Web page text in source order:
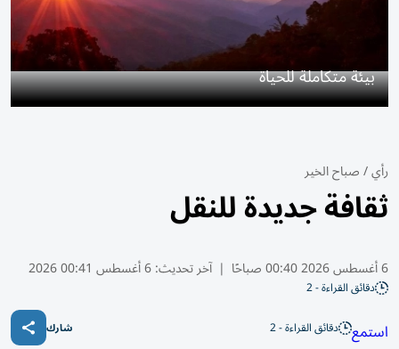
بيئة متكاملة للحياة
رأي/صباح الخير
ثقافة جديدة للنقل
6 أغسطس 2026 00:40 صباحًا | آخر تحديث:6 أغسطس 00:41 2026
دقائق القراءة - 2
استمع دقائق القراءة - 2 شارك